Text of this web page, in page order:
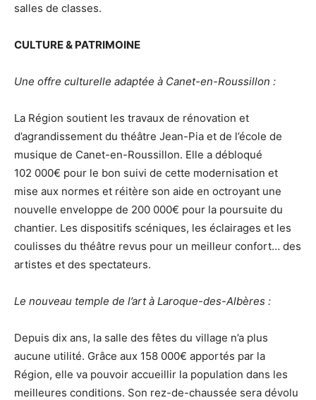
salles de classes.
CULTURE & PATRIMOINE
Une offre culturelle adaptée à Canet-en-Roussillon :
La Région soutient les travaux de rénovation et
d’agrandissement du théâtre Jean-Pia et de l’école de
musique de Canet-en-Roussillon. Elle a débloqué
102 000€ pour le bon suivi de cette modernisation et
mise aux normes et réitère son aide en octroyant une
nouvelle enveloppe de 200 000€ pour la poursuite du
chantier. Les dispositifs scéniques, les éclairages et les
coulisses du théâtre revus pour un meilleur confort… des
artistes et des spectateurs.
Le nouveau temple de l’art à Laroque-des-Albères :
Depuis dix ans, la salle des fêtes du village n’a plus
aucune utilité. Grâce aux 158 000€ apportés par la
Région, elle va pouvoir accueillir la population dans les
meilleures conditions. Son rez-de-chaussée sera dévolu